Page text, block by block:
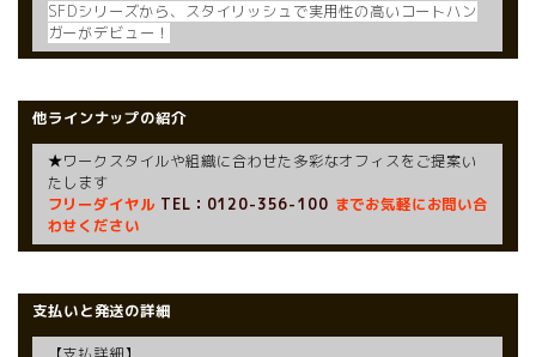
SFDシリーズから、スタイリッシュで実用性の高いコートハン
ガーがデビュー！
他ラインナップの紹介
★ワークスタイルや組織に合わせた多彩なオフィスをご提案い
たします
フリーダイヤル TEL：0120-356-100 までお気軽にお問い合
わせください
支払いと発送の詳細